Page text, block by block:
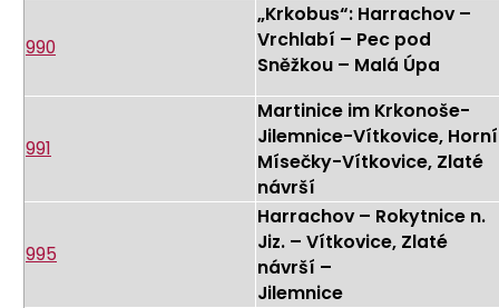
990
„Krkobus“: Harrachov –
Vrchlabí – Pec pod
Sněžkou – Malá Úpa
991
Martinice im Krkonoše-
Jilemnice-Vítkovice, Horní
Mísečky-Vítkovice, Zlaté
návrší
995
Harrachov – Rokytnice n.
Jiz. – Vítkovice, Zlaté
návrší –
Jilemnice